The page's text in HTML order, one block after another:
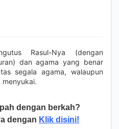
Rasul-Nya (dengan
dan agama yang benar
segala agama, walaupun
dengan berkah?
dengan Klik disini!